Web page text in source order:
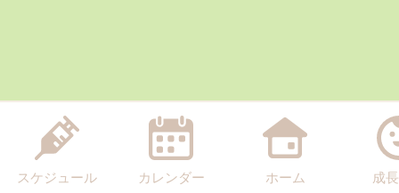
スケジュール カレンダー ホーム 成